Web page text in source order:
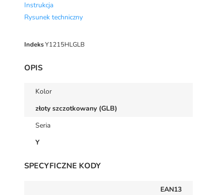
Instrukcja
Rysunek techniczny
IndeksY1215HLGLB
OPIS
Kolor
złoty szczotkowany (GLB)
Seria
Y
SPECYFICZNE KODY
EAN13